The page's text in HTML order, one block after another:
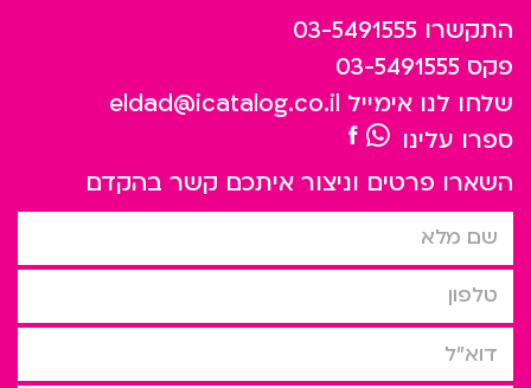
התקשרו 03-5491555
פקס 03-5491555
שלחו לנו אימייל eldad@icatalog.co.il
ספרו עלינו
השארו פרטים וניצור איתכם קשר בהקדם
שם מלא
טלפון
דוא”ל